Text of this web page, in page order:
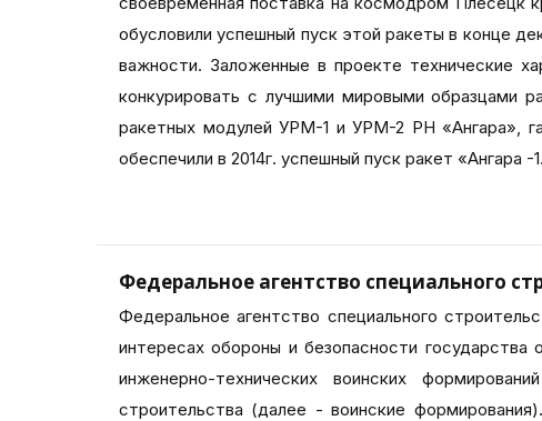
обусловили успешный пуск этой ракеты в конце
важности. Заложенные в проекте технические
конкурировать с лучшими мировыми образцами
ракетных модулей УРМ-1 и УРМ-2 РН «Ангара»,
обеспечили в 2014г. успешный пуск ракет «Ангара -
Федеральное агентство специального
Федеральное агентство специального
интересах обороны и безопасности государства
инженерно-технических воинских
строительства (далее - воинские